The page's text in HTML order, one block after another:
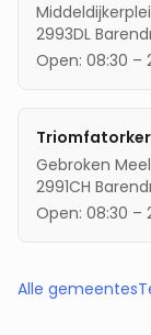
2993DL
Open: 08:30 –
Gebroken
2991CH
Open: 08:30 –
Alle gemeentes